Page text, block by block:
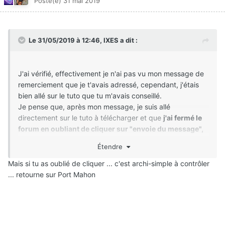
Je pense que, après mon message, je suis allé
directement sur le tuto à télécharger et que j'ai fermé le
quand penses-tu ?
J'espère que le message de ma dernière vidéo sur "La
Lergue", t'a rendu le cœur léger car depuis enfant, je ne
suis pas un guerrier, et même si je suis pour la paix, cela
ne regarde que moi et ne la propose à personne.
Le 31/05/2019 à 12:46, IXES a dit :
J'ai vérifié, effectivement je n'ai pas vu mon message de
remerciement que je t'avais adressé, cependant, j'étais
bien allé sur le tuto que tu m'avais conseillé.
Je pense que, après mon message, je suis allé
directement sur le tuto à télécharger et que j'ai fermé le
forum en oubliant de cliquer sur "envoie du message",
Étendre
Mais si tu as oublié de cliquer ... c'est archi-simple à contrôler
... retourne sur Port Mahon